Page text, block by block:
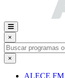
×
×
ALECE FM